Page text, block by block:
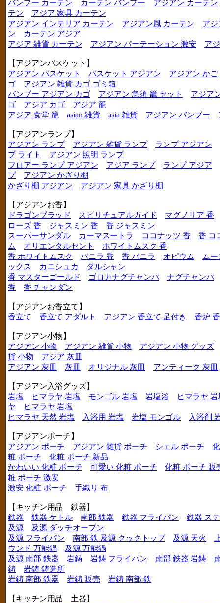
バンブー カーテン
カーテン バンブー
アジアン カーテン
テン
アジア 家具 カーテン
アジアン インテリア カーテン
アジアン風 カーテン
アジ
ン
カーテン アジア
アジア 雑貨 カーテン
アジアン パーテーション 激安 ア
【アジアンバスケット】
アジアン バスケット
バスケット アジアン
アジアン かご
ゴ
アジアン 雑貨 カゴ ゴミ箱
バンブー アジアン カゴ
アジアン 急須 籠 セット
アジア
ゴ
アジア カゴ
アジア 籠
アジア 食堂 籠
asian 雑貨 asia 雑貨 アジアン バンブー
【アジアンランプ】
アジアン ランプ
アジアン 雑貨 ランプ
ランプ アジアン
プ ライト
アジアン 照明 ランプ
フロアー ランプ アジアン
アジア ランプ
ランプ アジア
プ
アジアン かざり棚
かざり棚 アジアン
アジアン 家具 かざり棚
【アジアンお香】
ドラゴンブラッド
スピリチュアルガイド
マグノリア 香
ローズ 香
ジャスミン 香
香 ジャスミン
スーパーサンダル
カーマスートラ ココナッツ 香
香 コ
ム
オリエンタルセント
ホワイトムスク 香
香 ホワイトムスク
バニラ 香 香 バニラ オピウム
ムー
ックス
カニシュカ
ダルシャン
香 マスターゴールド
ゴロカナグチャンパ
ナグチャンパ
香
香 チャンダン
【アジアンお香立て】
香立て
香立て アダルト アジアン 香立て 足付き 香炉
【アジアン小物】
アジアン 小物
アジアン 雑貨 小物
アジアン 小物 グッズ
貨 小物
アジア 灰皿
アジアン 灰皿
灰皿 オリジナル 灰皿 アンティーク 灰皿
【アジアン入浴グッズ】
岩塩
ヒマラヤ 岩塩 モンゴル 岩塩 岩塩浴
ヒマラヤ
ヤ
ヒマラヤ 岩塩
ヒマラヤ 天然 岩塩
入浴用 岩塩 岩塩 モンゴル 入浴剤
【アジアンポーチ】
アジアン ポーチ
アジアン 雑貨 ポーチ シェル ポーチ
粧 ポーチ
化粧 ポーチ 新品
かわいい 化粧 ポーチ
可愛い 化粧 ポーチ
化粧 ポーチ 販
粧 ポーチ 激安
激安 化粧 ポーチ
手織り 布
【キッチン用品 鉄器】
鉄器
鉄器 ケトル 南部 鉄器 鉄器 フライパン
鉄器 ス
及源
及源 ダッチオーブン
及源 フライパン
南部 鉄 及源 クックトップ 及源 天火
ウンド 万能鍋
及源 万能鍋
及源 南部 鉄器
岩鋳 岩鋳 フライパン 南部 鉄器 岩鋳
鋳
岩鋳 鋳造所
岩鋳 南部 鉄器
岩鋳 販売 岩鋳 南部 鉄
【キッチン用品 土器】